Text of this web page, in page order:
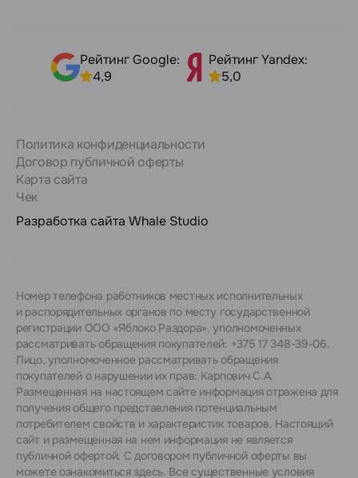
Рейтинг Google:
4,9
Рейтинг Yandex:
5,0
Политика конфиденциальности
Договор публичной оферты
Карта сайта
Чек
Разработка сайта Whale Studio
Номер телефона работников местных исполнительных
и распорядительных органов по месту государственной
регистрации ООО «Яблоко Раздора», уполномоченных
рассматривать обращения покупателей: +375 17 348-39-06.
Лицо, уполномоченное рассматривать обращения
покупателей о нарушении их прав: Карпович С.А.
Размещенная на настоящем сайте информация отражена для
получения общего представления потенциальным
потребителем свойств и характеристик товаров. Настоящий
сайт и размещенная на нем информация не является
публичной офертой. С договором публичной оферты вы
можете ознакомиться здесь. Все существенные условия